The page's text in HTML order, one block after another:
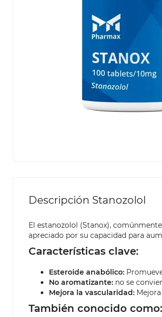
Descripción Stanozolol
El estanozolol (Stanox),
apreciado por su capacidad para
Características clave:
Esteroide anabólico:
No aromatizante: no se
Mejora la vascularidad:
También conocido como: